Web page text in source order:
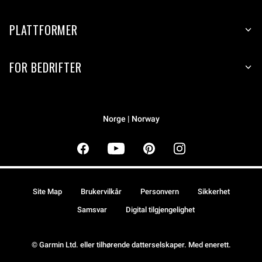
PLATTFORMER
FOR BEDRIFTER
Norge | Norway
© Garmin Ltd. eller tilhørende datterselskaper. Med enerett.
Site Map Brukervilkår Personvern Sikkerhet
Samsvar Digital tilgjengelighet